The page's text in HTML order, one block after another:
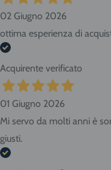
02 Giugno 2026
ottima esperienza di
Acquirente verificato
01 Giugno 2026
Mi servo da molti anni è
giusti.